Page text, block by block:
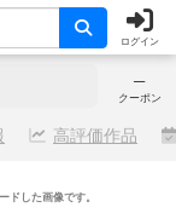
ログイン
─
クーポン
高評価作品
ドした画像です。